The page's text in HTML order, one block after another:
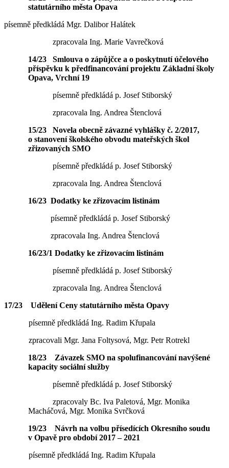
statutárního města Opava
písemně předkládá Mgr. Dalibor Halátek
zpracovala Ing. Marie Vavrečková
14/23 Smlouva o zápůjčce a o poskytnutí účelového
příspěvku k předfinancování projektu Základní školy
Opava, Vrchní 19
písemně předkládá p. Josef Stiborský
zpracovala Ing. Andrea Štenclová
15/23 Novela obecně závazné vyhlášky č. 2/2017,
o stanovení školského obvodu mateřských škol
zřizovaných SMO
písemně předkládá p. Josef Stiborský
zpracovala Ing. Andrea Štenclová
16/23 Dodatky ke zřizovacím listinám
písemně předkládá p. Josef Stiborský
zpracovala Ing. Andrea Štenclová
16/23/1 Dodatky ke zřizovacím listinám
písemně předkládá p. Josef Stiborský
zpracovala Ing. Andrea Štenclová
17/23 Udělení Ceny statutárního města Opavy
písemně předkládá Ing. Radim Křupala
zpracovali Mgr. Jana Foltysová, Mgr. Petr Rotrekl
18/23 Závazek SMO na spolufinancování navýšené
kapacity sociální služby
písemně předkládá p. Josef Stiborský
zpracovaly Bc. Iva Paletová, Mgr. Monika
Macháčová, Mgr. Monika Svrčková
19/23
Návrh na volbu přísedících Okresního soudu
v Opavě pro období 2017 – 2021
písemně předkládá Ing. Radim Křupala